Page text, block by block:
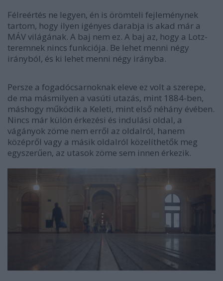
Félreértés ne legyen, én is örömteli fejleménynek
tartom, hogy ilyen igényes darabja is akad már a
MÁV világának. A baj nem ez. A baj az, hogy a Lotz-
teremnek nincs funkciója. Be lehet menni négy
irányból, és ki lehet menni négy irányba.
Persze a fogadócsarnoknak eleve ez volt a szerepe,
de ma másmilyen a vasúti utazás, mint 1884-ben,
máshogy működik a Keleti, mint első néhány évében.
Nincs már külön érkezési és indulási oldal, a
vágányok zöme nem erről az oldalról, hanem
középről vagy a másik oldalról közelíthetők meg
egyszerűen, az utasok zöme sem innen érkezik.